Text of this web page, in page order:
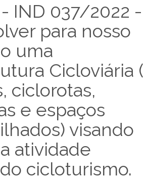
IND 037/2022 -
para nosso
uma
Cicloviária (
ciclorotas,
e espaços
visando
atividade
cicloturismo.